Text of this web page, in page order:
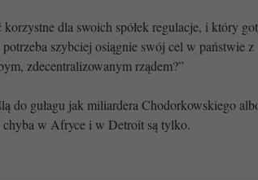
dla swoich spółek regulacje, i który
szybciej osiągnie swój cel w państwie z
zdecentralizowanym rządem?”
do gułagu jak miliardera Chodorkowskiego
chyba w Afryce i w Detroit są tylko.